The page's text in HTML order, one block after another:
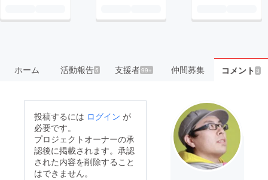
ホーム 活動報告5 支援者99+ 仲間募集 コメント3
投稿するには ログイン が
必要です。
プロジェクトオーナーの承
認後に掲載されます。承認
された内容を削除すること
はできません。